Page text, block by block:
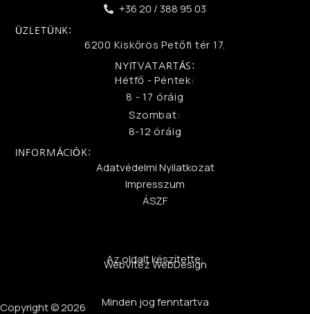
+36 20 / 388 95 03
ÜZLETÜNK:
6200 Kiskőrös Petőfi tér 17.
NYITVATARTÁS:
Hétfő - Péntek:
8 - 17 óráig
Szombat:
8-12 óráig
INFORMÁCIÓK:
Adatvédelmi Nyilatkozat
Impresszum
ÁSZF
Az oldalt készítette:
WebVitéz WebDesign
Minden jog fenntartva
Copyright © 2026